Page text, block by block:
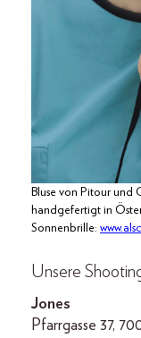
Bluse von Pitour und
handgefertigt in
Sonnenbrille:
Unsere
Jones
Pfarrgasse 37,